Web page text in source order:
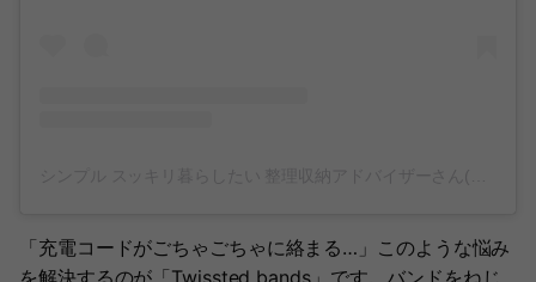
「充電コードがごちゃごちゃに絡まる…」このような悩み